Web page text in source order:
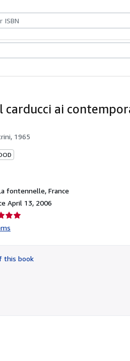
carducci ai
1965
fontennelle, France
April 13, 2006
this book